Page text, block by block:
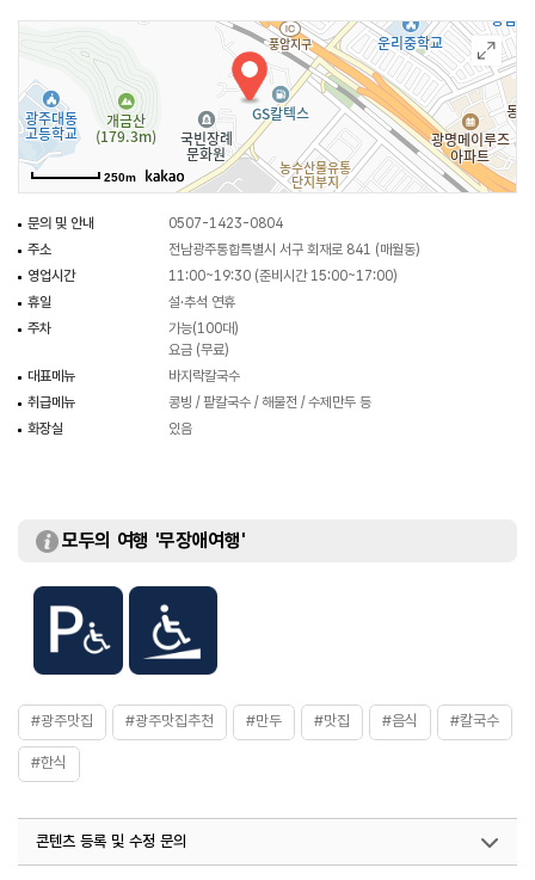
250m
문의 및 안내
0507-1423-0804
주소
전남광주통합특별시 서구 회재로 841 (매월동)
영업시간
11:00~19:30 (준비시간 15:00~17:00)
휴일
설·추석 연휴
주차
가능(100대)
요금 (무료)
대표메뉴
바지락칼국수
취급메뉴
콩빙 / 팥칼국수 / 해물전 / 수제만두 등
화장실
있음
모두의 여행 '무장애여행'
#광주맛집 #광주맛집추천 #만두 #맛집 #음식 #칼국수
#한식
콘텐츠 등록 및 수정 문의